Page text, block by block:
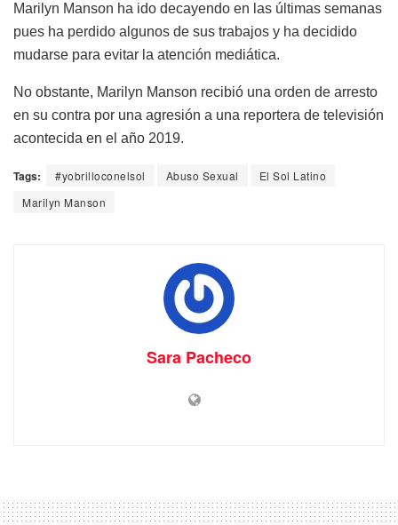
Marilyn Manson ha ido decayendo en las últimas semanas
pues ha perdido algunos de sus trabajos y ha decidido
mudarse para evitar la atención mediática.
No obstante, Marilyn Manson recibió una orden de arresto
en su contra por una agresión a una reportera de televisión
acontecida en el año 2019.
Tags: #yobrilloconelsol Abuso Sexual
El Sol Latino
Marilyn Manson
Sara Pacheco